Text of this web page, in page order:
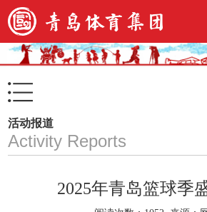
活动报道
Activity Reports
2025年青岛篮球季